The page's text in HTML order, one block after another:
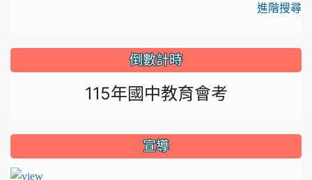
進階搜尋
倒數計時
115年國中教育會考
宣導